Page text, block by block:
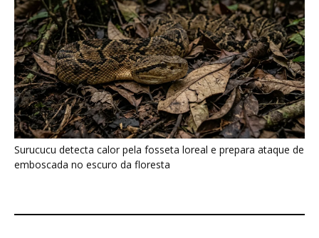
Últimas noticias
Araponga combina caixa torácica adaptada e
canto metálico para alcançar a...
7 de agosto de 2026
“A chuva carrega um inventário da copa”: o
método que encontrou...
7 de agosto de 2026